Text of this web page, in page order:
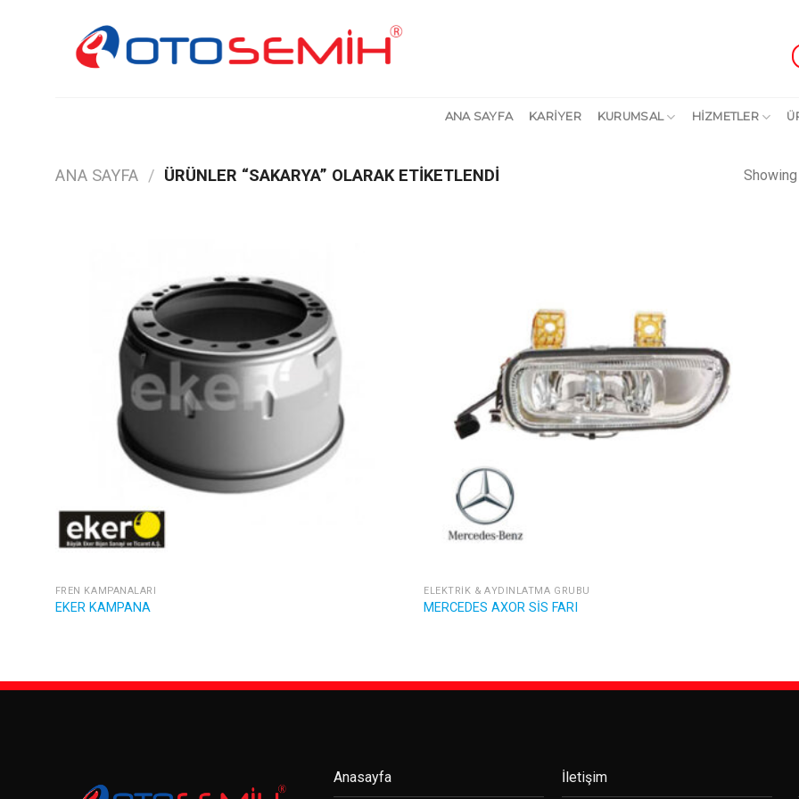
ANA SAYFA KARİYER KURUMSAL HİZMETLER
ANA SAYFA / ÜRÜNLER “SAKARYA” OLARAK ETIKETLENDI
FREN KAMPANALARI
EKER KAMPANA
ELEKTRIK & AYDINLATMA GRUBU
MERCEDES AXOR SİS FARI
Anasayfa İletişim